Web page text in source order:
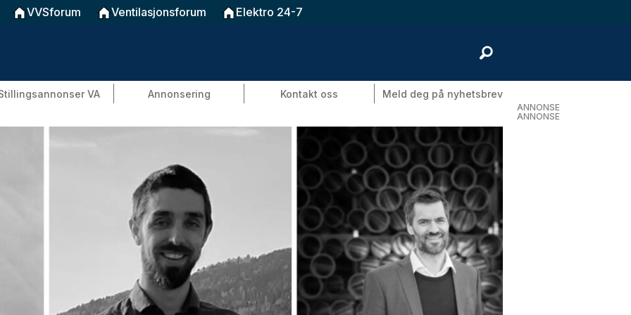
VVSforum Ventilasjonsforum Elektro 24-7
VA Annonsering Kontakt oss Meld deg på nyhetsbrev
ANNONSE
ANNONSE